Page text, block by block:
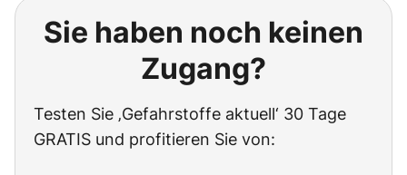
Sie haben noch keinen
Zugang?
Testen Sie ‚Gefahrstoffe aktuell‘ 30 Tage
GRATIS und profitieren Sie von: